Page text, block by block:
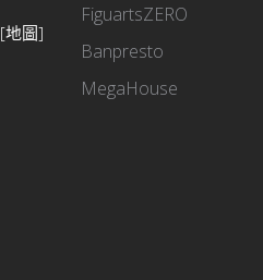
[地圖]
FiguartsZERO
Banpresto
MegaHouse